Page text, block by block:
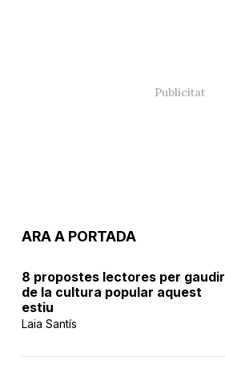
ARA A PORTADA
8 propostes lectores per gaudir
de la cultura popular aquest
estiu
Laia Santís